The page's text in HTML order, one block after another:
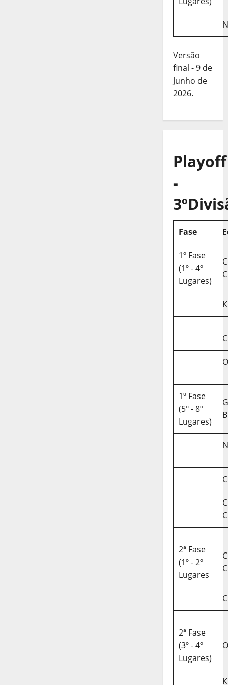
Versão
final - 9 de
Junho de
2026.
Playoff
-
Fase
1º Fase
(1º - 4º
Lugares)
C
1º Fase
(5º - 8º
Lugares)
B
C
2ª Fase
(1º - 2º
Lugares
C
2ª Fase
(3º - 4º
Lugares)